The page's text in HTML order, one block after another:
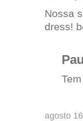
Nossa
dress!
agosto